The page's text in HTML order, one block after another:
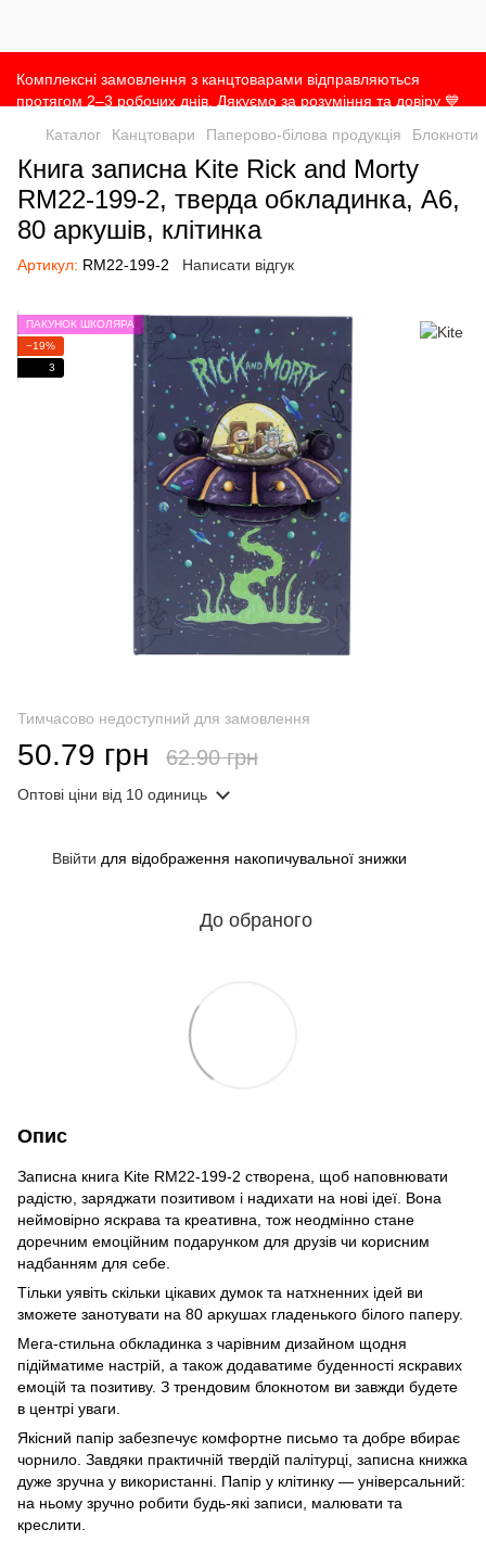
Комплексні замовлення з канцтоварами відправляються
протягом 2–3 робочих днів. Дякуємо за розуміння та довіру 💙
Каталог
Канцтовари Паперово-білова продукція Блокноти
Книга записна Kite Rick and Morty
RM22-199-2, тверда обкладинка, А6,
80 аркушів, клітинка
Артикул: RM22-199-2 Написати відгук
ПАКУНОК ШКОЛЯРА
−19%
3
Тимчасово недоступний для замовлення
50.79 грн 62.90 грн
Оптові ціни від 10 одиниць
Ввійти для відображення накопичувальної знижки
До обраного
Опис
Записна книга Kite RM22-199-2 створена, щоб наповнювати
радістю, заряджати позитивом і надихати на нові ідеї. Вона
неймовірно яскрава та креативна, тож неодмінно стане
доречним емоційним подарунком для друзів чи корисним
надбанням для себе.
Тільки уявіть скільки цікавих думок та натхненних ідей ви
зможете занотувати на 80 аркушах гладенького білого паперу.
Мега-стильна обкладинка з чарівним дизайном щодня
підійматиме настрій, а також додаватиме буденності яскравих
емоцій та позитиву. З трендовим блокнотом ви завжди будете
в центрі уваги.
Якісний папір забезпечує комфортне письмо та добре вбирає
чорнило. Завдяки практичній твердій палітурці, записна книжка
дуже зручна у використанні. Папір у клітинку — універсальний:
на ньому зручно робити будь-які записи, малювати та
креслити.